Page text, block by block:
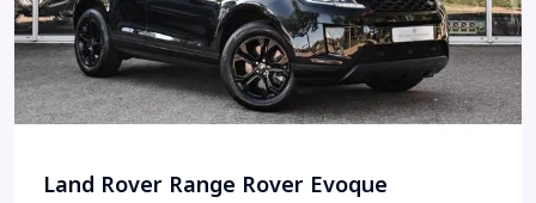
Land Rover Range Rover Evoque